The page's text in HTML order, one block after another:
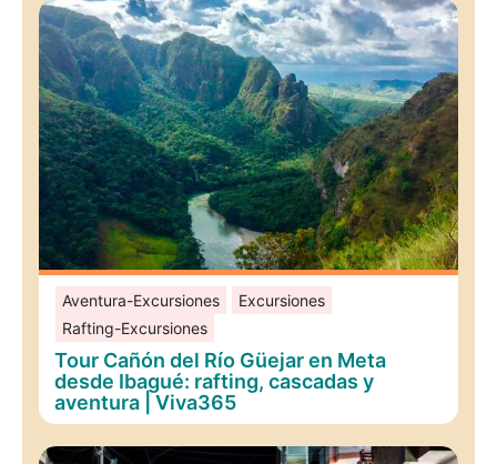
Aventura-Excursiones
Excursiones
Rafting-Excursiones
Tour Cañón del Río Güejar en Meta
desde Ibagué: rafting, cascadas y
aventura | Viva365